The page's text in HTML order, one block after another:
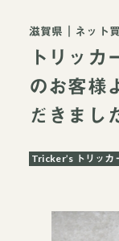
滋賀県 ネット
トリッカ
のお客様
だきまし
Tricker’s トリッカ